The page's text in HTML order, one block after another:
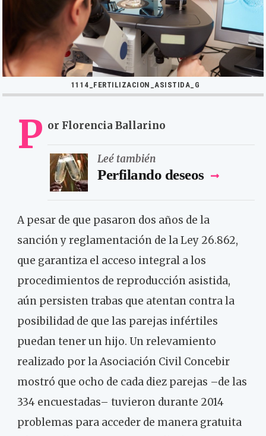
1114_FERTILIZACION_ASISTIDA_G
P or Florencia Ballarino
Leé también
Perfilando deseos
A pesar de que pasaron dos años de la
sanción y reglamentación de la Ley 26.862,
que garantiza el acceso integral a los
procedimientos de reproducción asistida,
aún persisten trabas que atentan contra la
posibilidad de que las parejas infértiles
puedan tener un hijo. Un relevamiento
realizado por la Asociación Civil Concebir
mostró que ocho de cada diez parejas –de las
334 encuestadas­– tuvieron durante 2014
problemas para acceder de manera gratuita